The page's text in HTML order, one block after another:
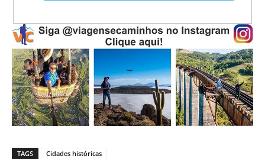
TAGS Cidades históricas